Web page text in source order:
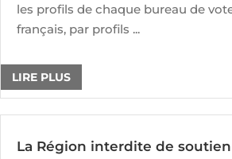
les profils de chaque bureau de
français, par profils ...
LIRE PLUS
La Région interdite de